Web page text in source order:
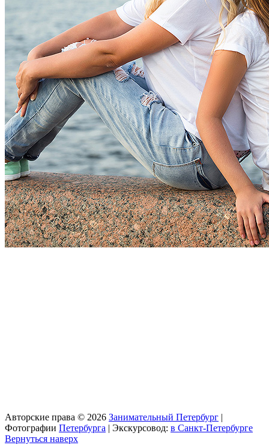
Авторские права © 2026 Занимательный Петербург |
Фотографии Петербурга | Экскурсовод: в Санкт-Петербурге
Вернуться наверх